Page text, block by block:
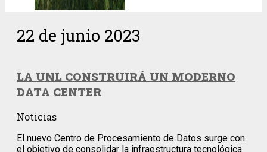
22 de junio 2023
LA UNL CONSTRUIRÁ UN MODERNO
DATA CENTER
Noticias
El nuevo Centro de Procesamiento de Datos surge con
el objetivo de consolidar la infraestructura tecnológica